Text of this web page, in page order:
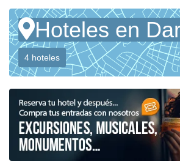
Hoteles en
4 hoteles